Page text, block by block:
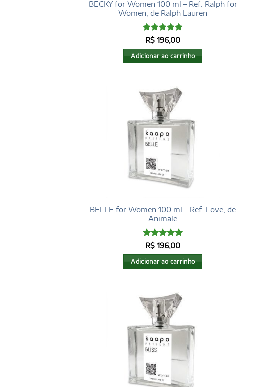
BECKY for Women 100 ml – Ref. Ralph for
Women, de Ralph Lauren
Avaliação5
R$ 196,00
Adicionar ao carrinho
BELLE for Women 100 ml – Ref. Love, de
Animale
Avaliação5
R$ 196,00
Adicionar ao carrinho